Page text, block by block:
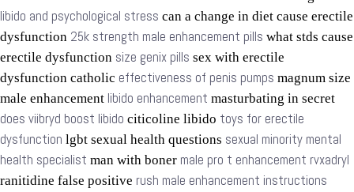
libido and psychological stress can a change in diet cause erectile
dysfunction 25k strength male enhancement pills what stds cause
erectile dysfunction size genix pills sex with erectile
dysfunction catholic effectiveness of penis pumps magnum size
male enhancement libido enhancement masturbating in secret
does viibryd boost libido citicoline libido toys for erectile
dysfunction lgbt sexual health questions sexual minority mental
health specialist man with boner male pro t enhancement rvxadryl
ranitidine false positive rush male enhancement instructions